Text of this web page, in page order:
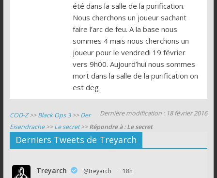
été dans la salle de la purification.
Nous cherchons un joueur sachant
faire l’arc de feu. A la base nous
sommes 4 mais nous cherchons un
joueur pour le vendredi 19 février
vers 9h00. Aujourd’hui nous sommes
mort dans la salle de la purification on
est deg
Dernière modification : 18 février 2016
COD-Z>>Black Ops 3>>Der
Eisendrache>>Le secret>>Répondre à : Le secret
Derniers Tweets de Treyarch
Treyarch @treyarch · 18h